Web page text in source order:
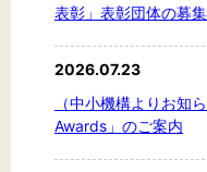
表彰」表彰団体の募
2026.07.23
（中小機構よりお知
Awards」のご案内